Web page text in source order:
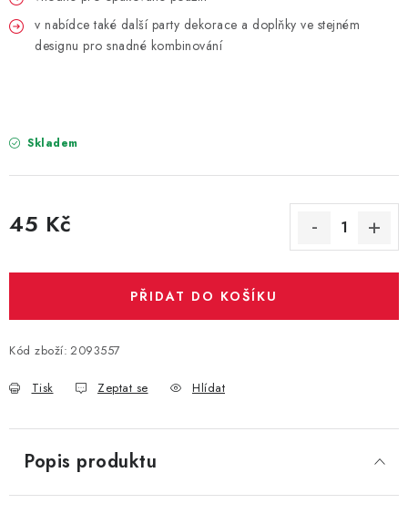
OSLAVA PODLE BAREV
ROZLUČKA SE SVOBODOU
STUHY A MAŠLE
SEZÓNNÍ SVÁTKY
VYSTŘELOVACÍ KONFETY
v nabídce také další party dekorace a doplňky ve stejném
designu pro snadné kombinování
Skladem
45 Kč
PŘIDAT DO KOŠÍKU
Kód zboží: 2093557
Tisk Zeptat se Hlídat
Popis produktu